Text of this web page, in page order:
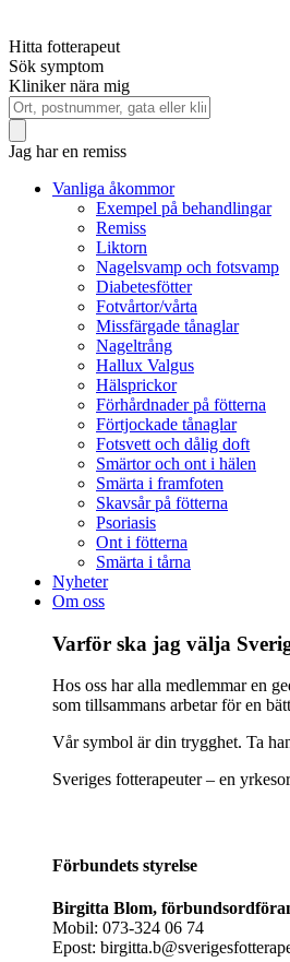
Hitta fotterapeut
Sök symptom
Kliniker nära mig
Jag har en remiss
Vanliga åkommor
Exempel på behandlingar
Remiss
Liktorn
Nagelsvamp och fotsvamp
Diabetesfötter
Fotvårtor/vårta
Missfärgade tånaglar
Nageltrång
Hallux Valgus
Hälsprickor
Förhårdnader på fötterna
Förtjockade tånaglar
Fotsvett och dålig doft
Smärtor och ont i hälen
Smärta i framfoten
Skavsår på fötterna
Psoriasis
Ont i fötterna
Smärta i tårna
Nyheter
Om oss
Varför ska jag välja
Hos oss har alla medlemmar en
som tillsammans arbetar för en
Vår symbol är din trygghet. Ta
Sveriges fotterapeuter – en
Förbundets styrelse
Birgitta Blom,
Mobil: 073-324 06 74
Epost: